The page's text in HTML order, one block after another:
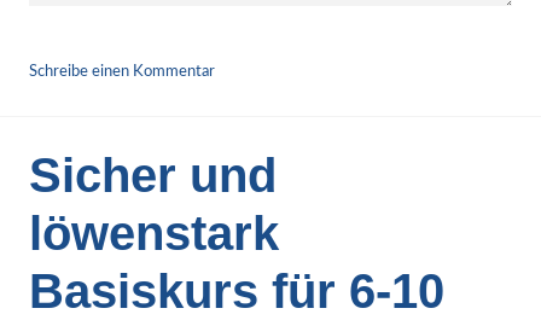
Schreibe einen Kommentar
Sicher und
löwenstark
Basiskurs für 6-10